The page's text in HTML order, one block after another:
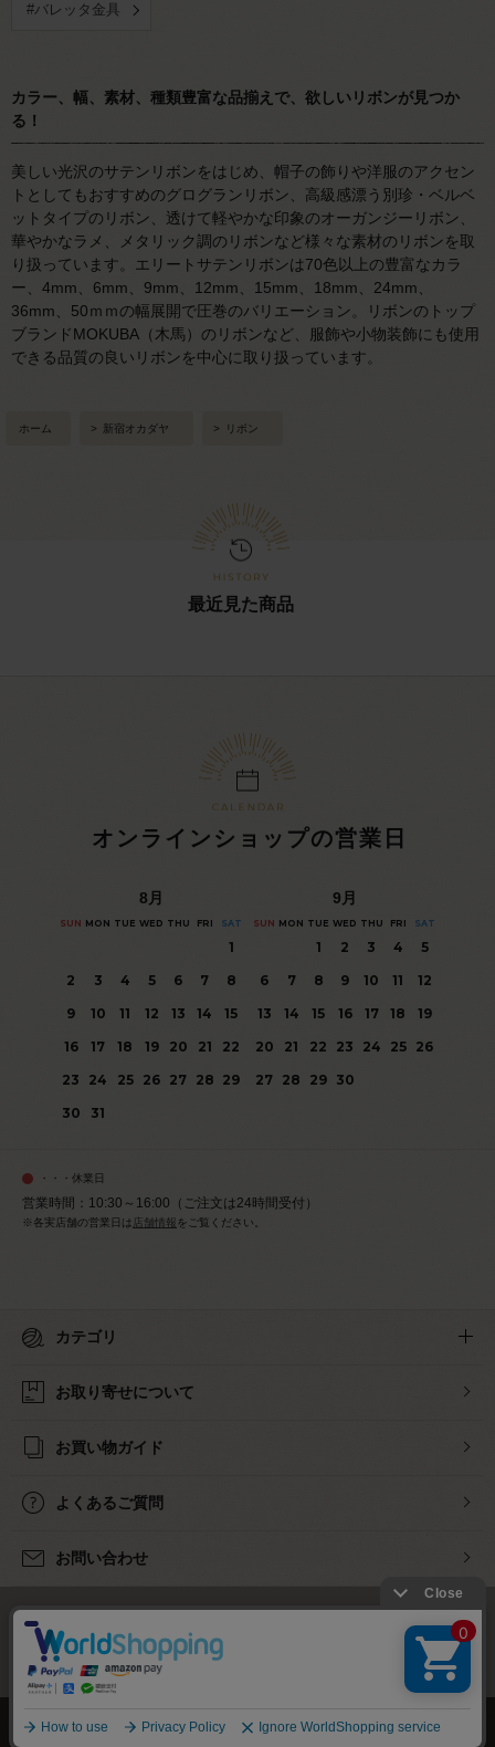
#バレッタ金具
カラー、幅、素材、種類豊富な品揃えで、欲しいリボンが見つか
る！
美しい光沢のサテンリボンをはじめ、帽子の飾りや洋服のアクセン
トとしてもおすすめのグログランリボン、高級感漂う別珍・ベルベ
ットタイプのリボン、透けて軽やかな印象のオーガンジーリボン、
華やかなラメ、メタリック調のリボンなど様々な素材のリボンを取
り扱っています。エリートサテンリボンは70色以上の豊富なカラ
ー、4mm、6mm、9mm、12mm、15mm、18mm、24mm、
36mm、50ｍｍの幅展開で圧巻のバリエーション。リボンのトップ
ブランドMOKUBA（木馬）のリボンなど、服飾や小物装飾にも使用
できる品質の良いリボンを中心に取り扱っています。
ホーム > 新宿オカダヤ > リボン
最近見た商品
オンラインショップの営業日
8 月
SUN MON TUE WED THU FRI SAT
1
2
3 4 5 6 7
8
9
10 11 12 13 14
15
16
17 18 19 20 21
22
23
24 25 26 27 28 29
30
31
9 月
SUN MON TUE WED THU FRI SAT
1 2 3 4
5
6
7 8 9 10 11
12
13
14 15 16 17 18
19
20
21 22 23 24 25
26
27 28 29 30
・・・休業日
営業時間：10:30～16:00（ご注文は24時間受付）
※各実店舗の営業日は 店舗情報 をご覧ください。
カテゴリ
お取り寄せについて
お買い物ガイド
よくあるご質問
お問い合わせ
株式会社オカダヤ 会社概要 採用情報